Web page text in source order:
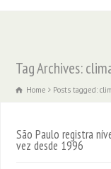
Tag Archives:
Home Posts tagged:
São Paulo registra
vez desde 1996